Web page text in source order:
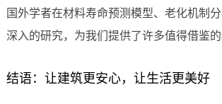
国外学者在材料寿命预测模型、老化机制
深入的研究，为我们提供了许多值得借鉴的
结语：让建筑更安心，让生活更美好